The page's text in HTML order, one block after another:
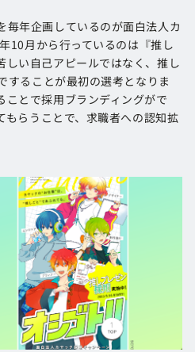
毎年企画しているのが面白法人カ
10月から行っているのは『推し
しい自己アピールではなく、推し
することが最初の選考となりま
ことで採用ブランディングがで
もらうことで、求職者への認知拡